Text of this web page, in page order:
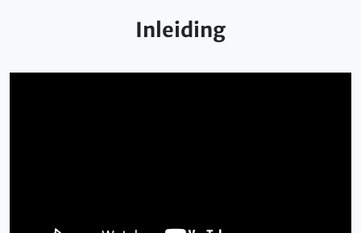
Inleiding